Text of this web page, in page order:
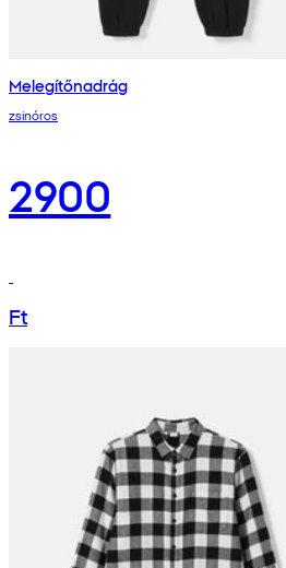
Melegítőnadrág
zsinóros
2900
Ft